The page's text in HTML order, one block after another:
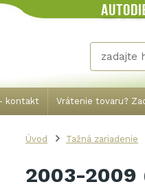
kontakt Vrátenie tovaru?
Úvod Tažná zariadenie
2003-2009